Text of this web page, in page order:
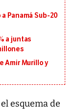
Panamá Sub-20
a juntas
Amir Murillo y
esquema de